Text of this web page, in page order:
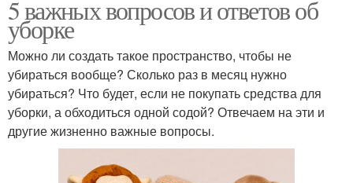
5 важных вопросов и ответов об
уборке
Можно ли создать такое пространство, чтобы не
убираться вообще? Сколько раз в месяц нужно
убираться? Что будет, если не покупать средства для
уборки, а обходиться одной содой? Отвечаем на эти и
другие жизненно важные вопросы.